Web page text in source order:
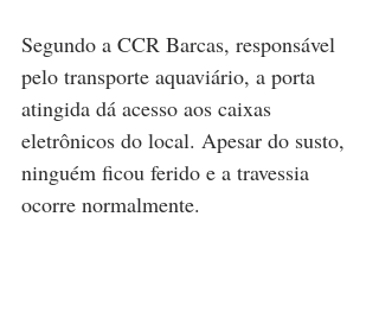
Segundo a CCR Barcas, responsável
pelo transporte aquaviário, a porta
atingida dá acesso aos caixas
eletrônicos do local. Apesar do susto,
ninguém ficou ferido e a travessia
ocorre normalmente.